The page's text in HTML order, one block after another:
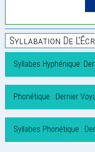
Syllabation De
Syllabes Hyphénique:
Phonétique : Dernier
Syllabes Phonétique :